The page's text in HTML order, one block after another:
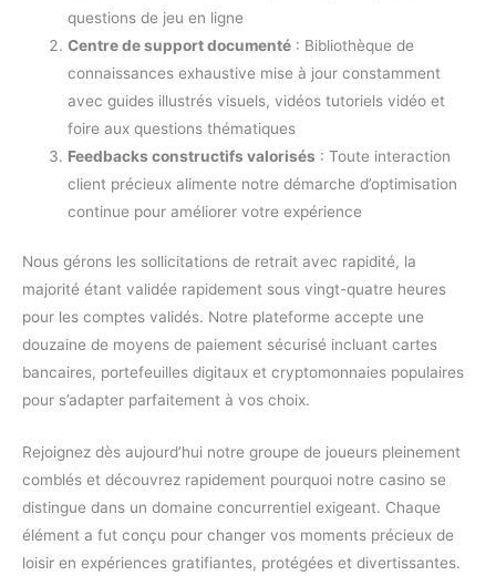
questions de jeu en ligne
Centre de support documenté : Bibliothèque de
connaissances exhaustive mise à jour constamment
avec guides illustrés visuels, vidéos tutoriels vidéo et
foire aux questions thématiques
Feedbacks constructifs valorisés : Toute interaction
client précieux alimente notre démarche d’optimisation
continue pour améliorer votre expérience
Nous gérons les sollicitations de retrait avec rapidité, la
majorité étant validée rapidement sous vingt-quatre heures
pour les comptes validés. Notre plateforme accepte une
douzaine de moyens de paiement sécurisé incluant cartes
bancaires, portefeuilles digitaux et cryptomonnaies populaires
pour s’adapter parfaitement à vos choix.
Rejoignez dès aujourd’hui notre groupe de joueurs pleinement
comblés et découvrez rapidement pourquoi notre casino se
distingue dans un domaine concurrentiel exigeant. Chaque
élément a fut conçu pour changer vos moments précieux de
loisir en expériences gratifiantes, protégées et divertissantes.